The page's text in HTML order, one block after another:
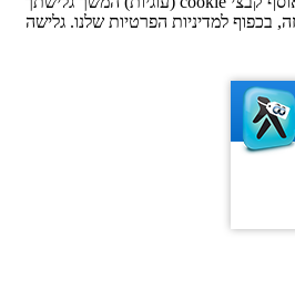
בכפוף למדיניות הפרטיות שלנו. גלישה